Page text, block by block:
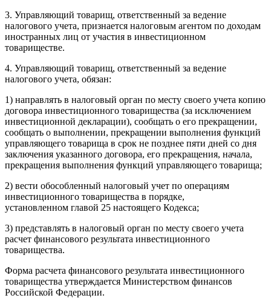
3. Управляющий товарищ, ответственный за ведение
налогового учета, признается налоговым агентом по доходам
иностранных лиц от участия в инвестиционном
товариществе.
4. Управляющий товарищ, ответственный за ведение
налогового учета, обязан:
1) направлять в налоговый орган по месту своего учета копию
договора инвестиционного товарищества (за исключением
инвестиционной декларации), сообщать о его прекращении,
сообщать о выполнении, прекращении выполнения функций
управляющего товарища в срок не позднее пяти дней со дня
заключения указанного договора, его прекращения, начала,
прекращения выполнения функций управляющего товарища;
2) вести обособленный налоговый учет по операциям
инвестиционного товарищества в порядке,
установленном главой 25 настоящего Кодекса;
3) представлять в налоговый орган по месту своего учета
расчет финансового результата инвестиционного
товарищества.
Форма расчета финансового результата инвестиционного
товарищества утверждается Министерством финансов
Российской Федерации.